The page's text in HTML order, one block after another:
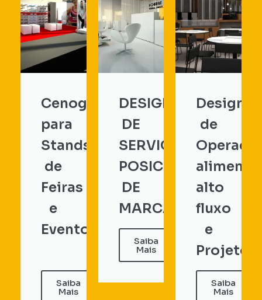
Cenografia
para
Stands
de
Feiras
e
Eventos
Saiba
Mais
DESIGN
DE
SERVIÇO,
POSICIONAMENTO
DE
MARCA...
Saiba
Mais
Design
de
alto
fluxo
e
Projeto...
Saiba
Mais